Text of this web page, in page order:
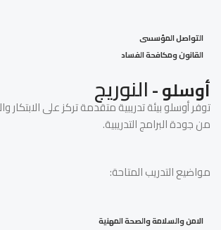
التواصل المؤسسى
القانون ومكافحة الفساد
أوسلو -النوريج
توفر أوسلو بيئة تدريبية متقدمة تركز على الابتكار
من جودة البرامج التدريبية.
مواضيع التدريب المتاحة:
الامن والسلامة والصحة المهنية